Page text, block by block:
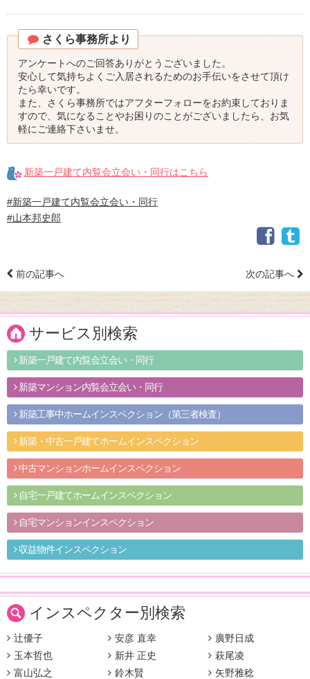
さくら事務所より
アンケートへのご回答ありがとうございました。
安心して気持ちよくご入居されるためのお手伝いをさせて頂け
たら幸いです。
また、さくら事務所ではアフターフォローをお約束しておりま
すので、気になることやお困りのことがございましたら、お気
軽にご連絡下さいませ。
新築一戸建て内覧会立会い・同行はこちら
#新築一戸建て内覧会立会い・同行
#山本邦史郎
前の記事へ 次の記事へ
サービス別検索
新築一戸建て内覧会立会い・同行
新築マンション内覧会立会い・同行
新築工事中ホームインスペクション（第三者検査）
新築・中古一戸建てホームインスペクション
中古マンションホームインスペクション
自宅一戸建てホームインスペクション
自宅マンションインスペクション
収益物件インスペクション
インスペクター別検索
辻優子 安彦 直幸
廣野日成
玉本哲也
新井 正史
萩尾凌
富山弘之
鈴木賢
矢野雅稔